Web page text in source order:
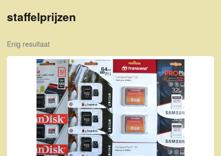
staffelprijzen
Enig resultaat